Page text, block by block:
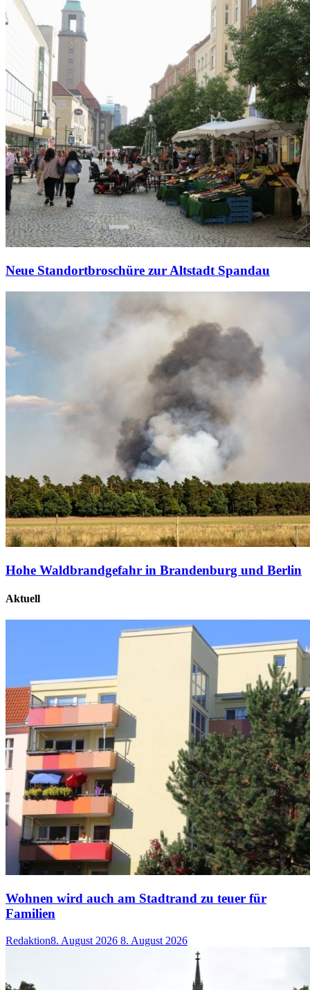
Neue Standortbroschüre zur Altstadt Spandau
Hohe Waldbrandgefahr in Brandenburg und Berlin
Aktuell
Wohnen wird auch am Stadtrand zu teuer für
Familien
Redaktion8. August 2026 8. August 2026